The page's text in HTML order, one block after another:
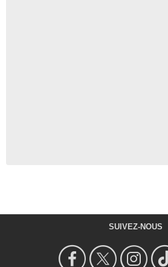
SUIVEZ-NOUS